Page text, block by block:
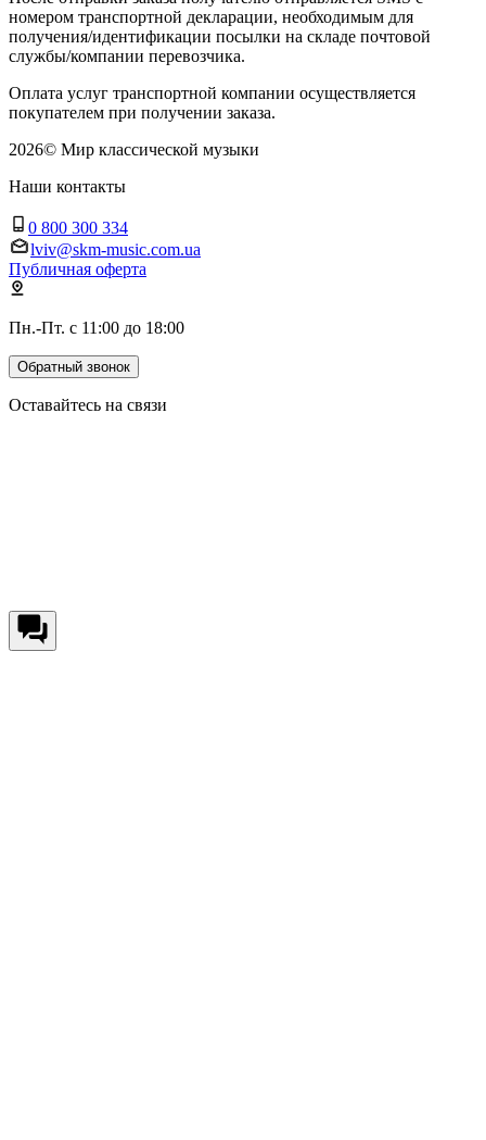
номером транспортной декларации, необходимым для
получения/идентификации посылки на складе почтовой
службы/компании перевозчика.
Оплата услуг транспортной компании осуществляется
покупателем при получении заказа.
2026© Мир классической музыки
Наши контакты
0 800 300 334
lviv@skm-music.com.ua
Публичная оферта
Пн.-Пт. с 11:00 до 18:00
Обратный звонок
Оставайтесь на связи